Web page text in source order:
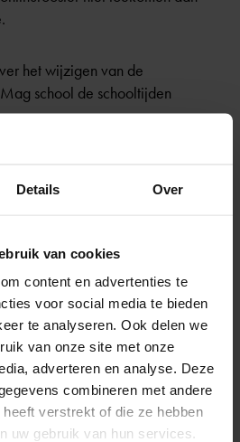
Details Over
van cookies
content en advertenties te
voor social media te bieden
te analyseren. Ook delen we
van onze site met onze
adverteren en analyse. Deze
combineren met andere
verstrekt of die ze hebben
uw gebruik van hun services.
het wijzigen van de
school de schooltijden